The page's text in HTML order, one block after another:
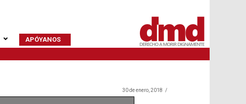
APÓYANOS
30 de enero, 2018